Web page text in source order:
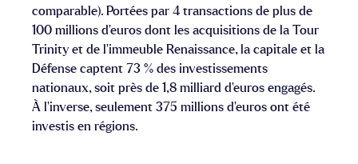
comparable). Portées par 4 transactions de plus de
100 millions d’euros dont les acquisitions de la Tour
Trinity et de l’immeuble Renaissance, la capitale et la
Défense captent 73 % des investissements
nationaux, soit près de 1,8 milliard d’euros engagés.
À l’inverse, seulement 375 millions d’euros ont été
investis en régions.